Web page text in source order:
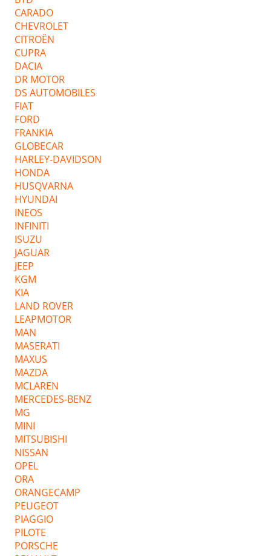
CARADO
CHEVROLET
CITROËN
CUPRA
DACIA
DR MOTOR
DS AUTOMOBILES
FIAT
FORD
FRANKIA
GLOBECAR
HARLEY-DAVIDSON
HONDA
HUSQVARNA
HYUNDAI
INEOS
INFINITI
ISUZU
JAGUAR
JEEP
KGM
KIA
LAND ROVER
LEAPMOTOR
MAN
MASERATI
MAXUS
MAZDA
MCLAREN
MERCEDES-BENZ
MG
MINI
MITSUBISHI
NISSAN
OPEL
ORA
ORANGECAMP
PEUGEOT
PIAGGIO
PILOTE
PORSCHE